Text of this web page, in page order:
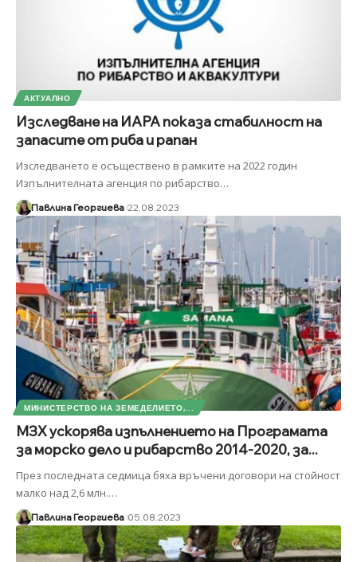
АКТУАЛНО
Изследване на ИАРА показа стабилност на
запасите от риба и рапан
Изследването е осъществено в рамките на 2022 годин
Изпълнителната агенция по рибарство…
Павлина Георгиева 22.08.2023
МИНИСТЕРСТВО НА ЗЕМЕДЕЛИЕТО,...
МЗХ ускорява изпълнението на Програмата
за морско дело и рибарство 2014-2020, за...
През последната седмица бяха връчени договори на стойност
малко над 2,6 млн.…
Павлина Георгиева 05.08.2023